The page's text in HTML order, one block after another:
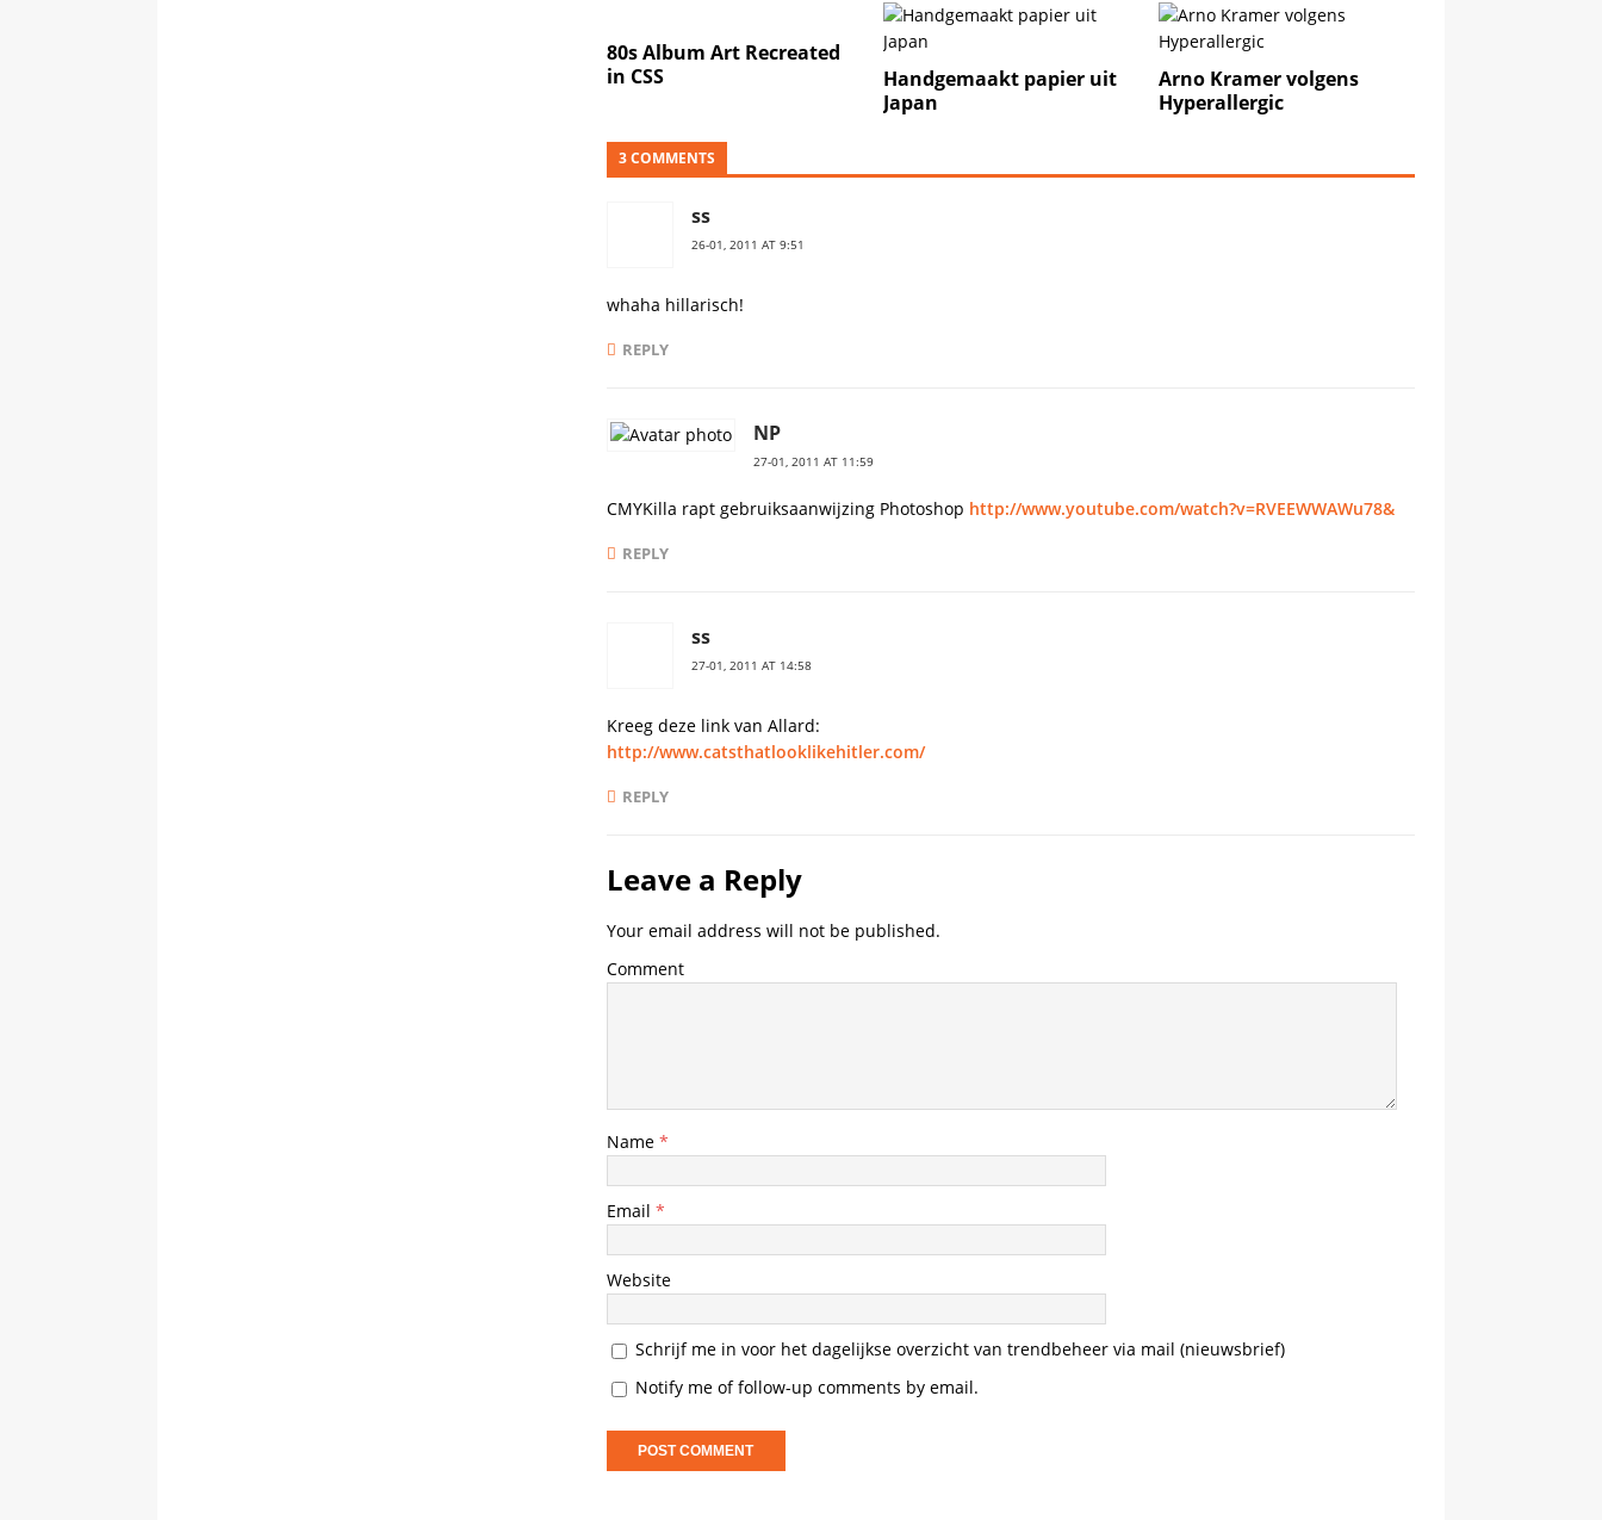
80s Album Art Recreated
in CSS
Handgemaakt papier uit
Japan
Arno Kramer volgens
Hyperallergic
3 COMMENTS
ss
26-01, 2011 AT 9:51
whaha hillarisch!
REPLY
NP
27-01, 2011 AT 11:59
CMYKilla rapt gebruiksaanwijzing Photoshop http://www.youtube.com/watch?v=RVEEWWAWu78&
REPLY
ss
27-01, 2011 AT 14:58
Kreeg deze link van Allard:
http://www.catsthatlooklikehitler.com/
REPLY
Leave a Reply
Your email address will not be published.
Comment
Name *
Email *
Website
Schrijf me in voor het dagelijkse overzicht van trendbeheer via mail (nieuwsbrief)
Notify me of follow-up comments by email.